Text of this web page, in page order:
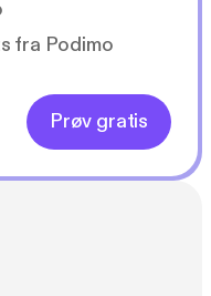
fra Podimo
Prøv gratis